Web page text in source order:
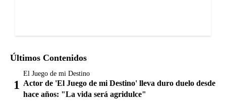
Últimos Contenidos
El Juego de mi Destino
Actor de 'El Juego de mi Destino' lleva duro duelo desde
hace años: "La vida será agridulce"